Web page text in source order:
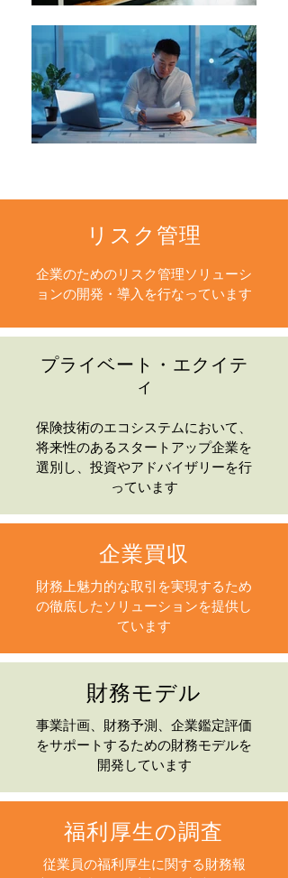
リスク管理
企業のためのリスク管理ソリューシ
ョンの開発・導入を行なっています
プライベート・エクイテ
ィ
保険技術のエコシステムにおいて、
将来性のあるスタートアップ企業を
選別し、投資やアドバイザリーを行
っています
企業買収
財務上魅力的な取引を実現するため
の徹底したソリューションを提供し
ています
財務モデル
事業計画、財務予測、企業鑑定評価
をサポートするための財務モデルを
開発しています
福利厚生の調査
従業員の福利厚生に関する財務報